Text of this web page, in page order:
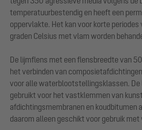
temperatuurbestendig en heeft een
oppervlakte. Het kan voor korte
graden Celsius met vlam worden
De lijmflens met een flensbreedte van
het verbinden van
voor alle waterblootstellingsklassen.
gebruikt voor het vastklemmen van
afdichtingsmembranen en koudbitumen
daarom alleen geschikt voor gebruik